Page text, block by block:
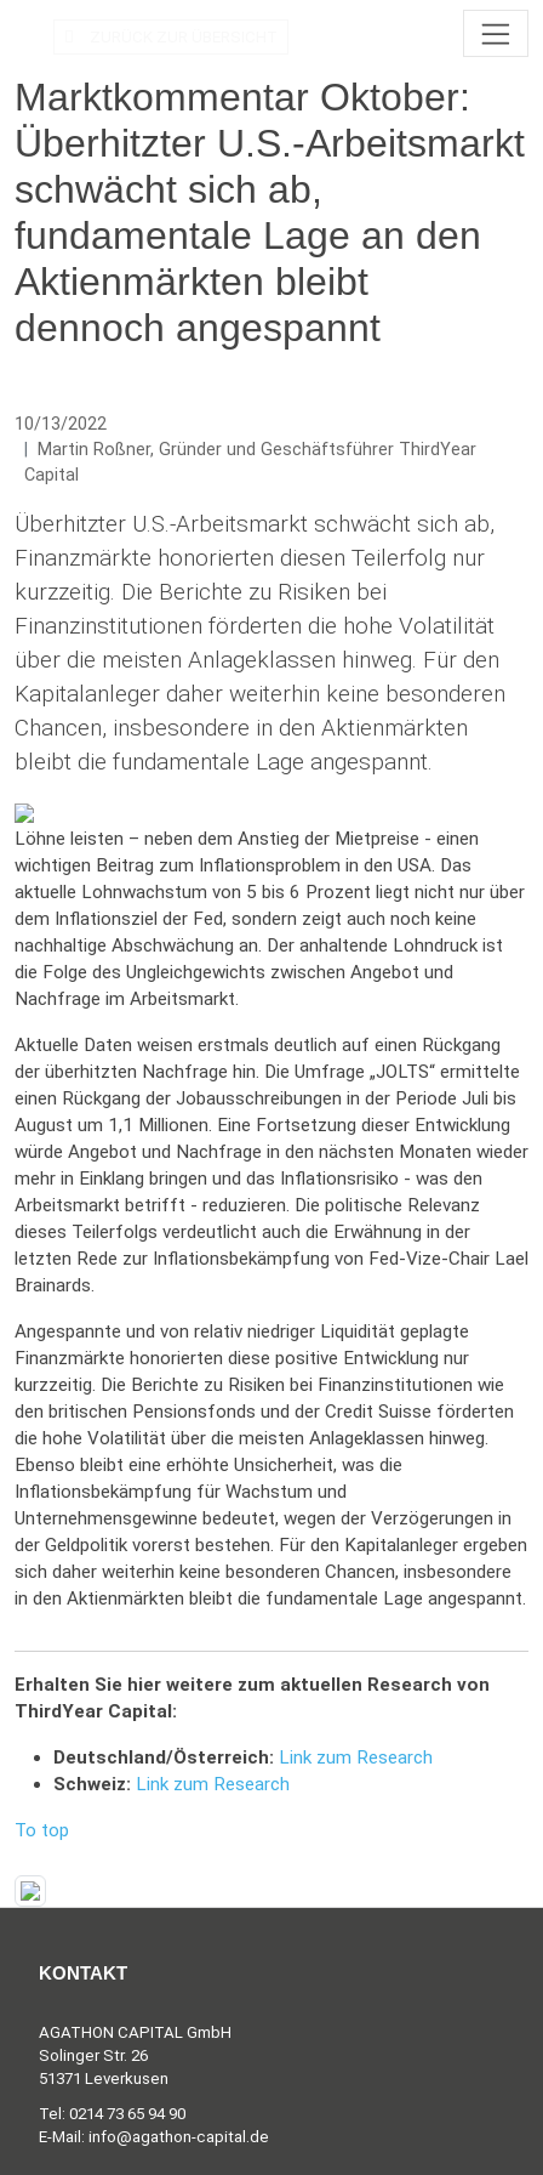
Marktkommentar Oktober:
Überhitzter U.S.-Arbeitsmarkt
schwächt sich ab,
fundamentale Lage an den
Aktienmärkten bleibt
dennoch angespannt
10/13/2022
Martin Roßner, Gründer und Geschäftsführer ThirdYear
Capital
Überhitzter U.S.-Arbeitsmarkt schwächt sich ab,
Finanzmärkte honorierten diesen Teilerfolg nur
kurzzeitig. Die Berichte zu Risiken bei
Finanzinstitutionen förderten die hohe Volatilität
über die meisten Anlageklassen hinweg. Für den
Kapitalanleger daher weiterhin keine besonderen
Chancen, insbesondere in den Aktienmärkten
bleibt die fundamentale Lage angespannt.
Löhne leisten – neben dem Anstieg der Mietpreise - einen
wichtigen Beitrag zum Inflationsproblem in den USA. Das
aktuelle Lohnwachstum von 5 bis 6 Prozent liegt nicht nur über
dem Inflationsziel der Fed, sondern zeigt auch noch keine
nachhaltige Abschwächung an. Der anhaltende Lohndruck ist
die Folge des Ungleichgewichts zwischen Angebot und
Nachfrage im Arbeitsmarkt.
Aktuelle Daten weisen erstmals deutlich auf einen Rückgang
der überhitzten Nachfrage hin. Die Umfrage „JOLTS“ ermittelte
einen Rückgang der Jobausschreibungen in der Periode Juli bis
August um 1,1 Millionen. Eine Fortsetzung dieser Entwicklung
würde Angebot und Nachfrage in den nächsten Monaten wieder
mehr in Einklang bringen und das Inflationsrisiko - was den
Arbeitsmarkt betrifft - reduzieren. Die politische Relevanz
dieses Teilerfolgs verdeutlicht auch die Erwähnung in der
letzten Rede zur Inflationsbekämpfung von Fed-Vize-Chair Lael
Brainards.
Angespannte und von relativ niedriger Liquidität geplagte
Finanzmärkte honorierten diese positive Entwicklung nur
kurzzeitig. Die Berichte zu Risiken bei Finanzinstitutionen wie
den britischen Pensionsfonds und der Credit Suisse förderten
die hohe Volatilität über die meisten Anlageklassen hinweg.
Ebenso bleibt eine erhöhte Unsicherheit, was die
Inflationsbekämpfung für Wachstum und
Unternehmensgewinne bedeutet, wegen der Verzögerungen in
der Geldpolitik vorerst bestehen. Für den Kapitalanleger ergeben
sich daher weiterhin keine besonderen Chancen, insbesondere
in den Aktienmärkten bleibt die fundamentale Lage angespannt.
Erhalten Sie hier weitere zum aktuellen Research von
ThirdYear Capital:
Deutschland/Österreich: Link zum Research
Schweiz: Link zum Research
To top
KONTAKT
AGATHON CAPITAL GmbH
Solinger Str. 26
51371 Leverkusen
Tel: 0214 73 65 94 90
E-Mail: info@agathon-capital.de